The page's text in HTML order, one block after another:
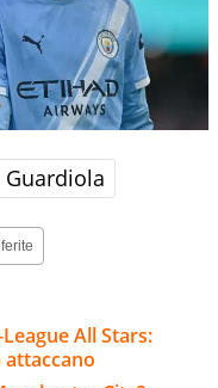
Guardiola
All Stars:
attaccano